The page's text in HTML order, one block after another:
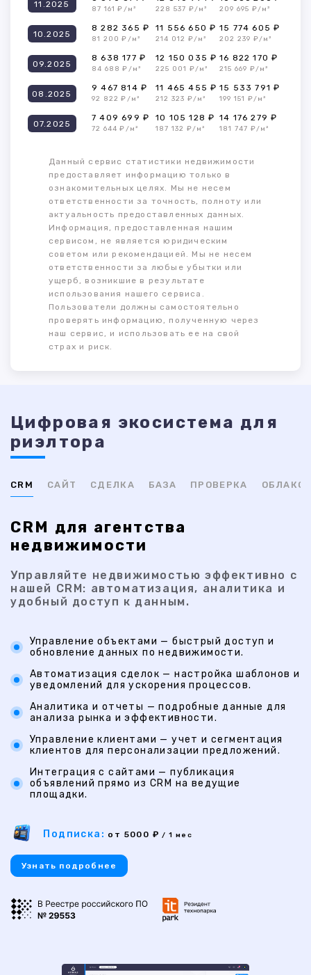
11.2025
87 161 ₽/м² 228 537 ₽/м² 209 695 ₽/м²
10.2025
8 282 365 ₽
81 200 ₽/м²
11 556 650 ₽
214 012 ₽/м²
15 774 605 ₽
202 239 ₽/м²
09.2025
8 638 177 ₽
84 688 ₽/м²
12 150 035 ₽
225 001 ₽/м²
16 822 170 ₽
215 669 ₽/м²
08.2025
9 467 814 ₽
92 822 ₽/м²
11 465 455 ₽
212 323 ₽/м²
15 533 791 ₽
199 151 ₽/м²
07.2025
7 409 699 ₽
72 644 ₽/м²
10 105 128 ₽
187 132 ₽/м²
14 176 279 ₽
181 747 ₽/м²
Данный сервис статистики недвижимости
предоставляет информацию только в
ознакомительных целях. Мы не несем
ответственности за точность, полноту или
актуальность предоставленных данных.
Информация, предоставленная нашим
сервисом, не является юридическим
советом или рекомендацией. Мы не несем
ответственности за любые убытки или
ущерб, возникшие в результате
использования нашего сервиса.
Пользователи должны самостоятельно
проверять информацию, полученную через
наш сервис, и использовать ее на свой
страх и риск.
Цифровая экосистема для
риэлтора
CRM САЙТ СДЕЛКА БАЗА ПРОВЕРКА ОБЛАКО
CRM для агентства
недвижимости
Управляйте недвижимостью эффективно с
нашей CRM: автоматизация, аналитика и
удобный доступ к данным.
Управление объектами — быстрый доступ и
обновление данных по недвижимости.
Автоматизация сделок — настройка шаблонов и
уведомлений для ускорения процессов.
Аналитика и отчеты — подробные данные для
анализа рынка и эффективности.
Управление клиентами — учет и сегментация
клиентов для персонализации предложений.
Интеграция с сайтами — публикация
объявлений прямо из CRM на ведущие
площадки.
Подписка: от 5000 ₽ / 1 мес
Узнать подробнее